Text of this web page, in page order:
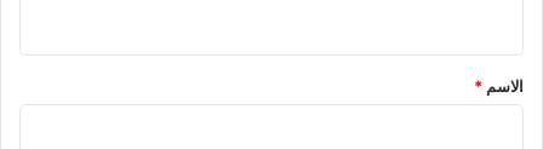
*
الاسم *